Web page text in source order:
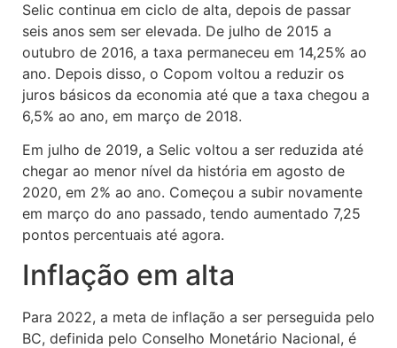
Selic continua em ciclo de alta, depois de passar
seis anos sem ser elevada. De julho de 2015 a
outubro de 2016, a taxa permaneceu em 14,25% ao
ano. Depois disso, o Copom voltou a reduzir os
juros básicos da economia até que a taxa chegou a
6,5% ao ano, em março de 2018.
Em julho de 2019, a Selic voltou a ser reduzida até
chegar ao menor nível da história em agosto de
2020, em 2% ao ano. Começou a subir novamente
em março do ano passado, tendo aumentado 7,25
pontos percentuais até agora.
Inflação em alta
Para 2022, a meta de inflação a ser perseguida pelo
BC, definida pelo Conselho Monetário Nacional, é